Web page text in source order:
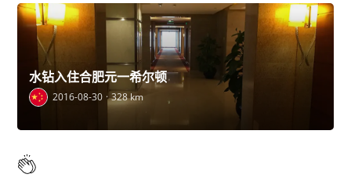
水钻入住合肥元一希尔顿
2016-08-30 328 km